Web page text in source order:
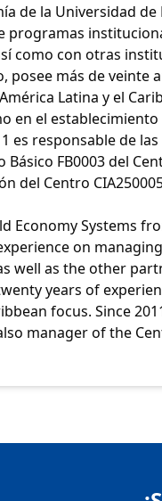
de la Universidad de
como con otras
posee más de
Latina y el
en el
es responsable de
FB0003 del
del Centro
Economy Systems
on
well as the other
years of
focus. Since
manager of the